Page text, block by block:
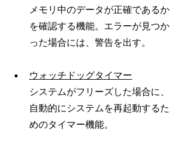
メモリ中のデータが正確であるか
を確認する機能。エラーが見つか
った場合には、警告を出す。
ウォッチドッグタイマー
システムがフリーズした場合に、
自動的にシステムを再起動するた
めのタイマー機能。